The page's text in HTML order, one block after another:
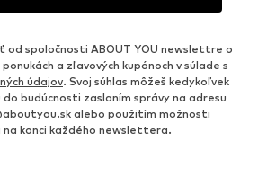
od spoločnosti ABOUT YOU newslettre o
a zľavových kupónoch v súlade s
údajov. Svoj súhlas môžeš kedykoľvek
budúcnosti zaslaním správy na adresu
alebo použitím možnosti
na konci každého newslettera.